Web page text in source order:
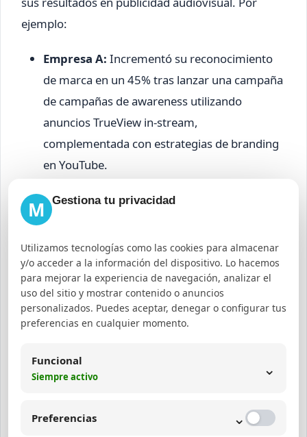
ejemplo:
Empresa A: Incrementó su reconocimiento
de marca en un 45% tras lanzar una campaña
de campañas de awareness utilizando
anuncios TrueView in-stream,
complementada con estrategias de branding
en YouTube.
en un 30% mediante campañas de
performance marketing en video, apoyadas
en la segmentación avanzada de Google
Video Ads y optimización continua.
Empresa C:Mejoró su tasa de conversión en
ecommerce con video ads para empresas,
combinando TrueView video discovery con
estrategias de SEM para YouTube.
potencia de TrueView Marketing para distintos
M Gestiona tu privacidad
Utilizamos tecnologías como las cookies para almacenar
y/o acceder a la información del dispositivo. Lo hacemos
para mejorar la experiencia de navegación, analizar el
uso del sitio y mostrar contenido o anuncios
personalizados. Puedes aceptar, denegar o configurar tus
preferencias en cualquier momento.
Funcional
Siempre activo ⌄
Preferencias ⌄